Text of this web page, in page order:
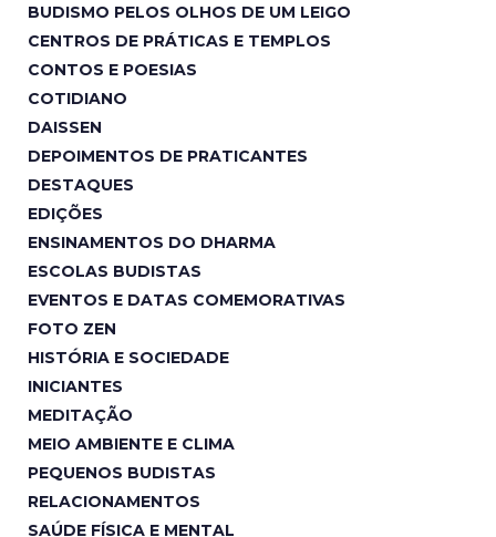
BUDISMO PELOS OLHOS DE UM LEIGO
CENTROS DE PRÁTICAS E TEMPLOS
CONTOS E POESIAS
COTIDIANO
DAISSEN
DEPOIMENTOS DE PRATICANTES
DESTAQUES
EDIÇÕES
ENSINAMENTOS DO DHARMA
ESCOLAS BUDISTAS
EVENTOS E DATAS COMEMORATIVAS
FOTO ZEN
HISTÓRIA E SOCIEDADE
INICIANTES
MEDITAÇÃO
MEIO AMBIENTE E CLIMA
PEQUENOS BUDISTAS
RELACIONAMENTOS
SAÚDE FÍSICA E MENTAL